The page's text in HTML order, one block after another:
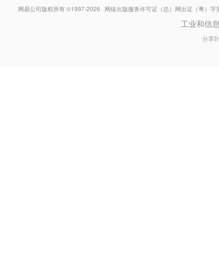
网易公司版权所有 ©1997-2026 网络出版服务许可证（总）网出证（粤）
工业和信
分享